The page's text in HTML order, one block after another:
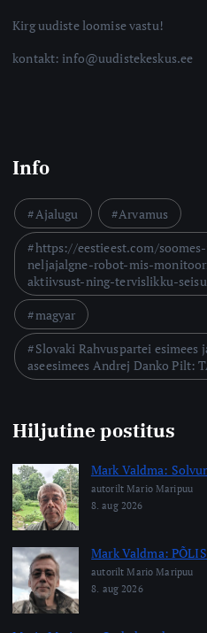
Kirg uudiste loomise vastu!
kontakt: info@uudistekeskus.ee
Info
Ajalugu
Arvamus
https://eestieest.com/
neljajalgne-robot-mis-
aktiivsust-ning-tervislikku-
magyar
Slovaki Rahvuspartei esimees
aseesimees Andrej Danko Pilt:
Hiljutine postitus
Mark Valdma:
autorilt Mario Maripuu
8. aug 2026
Mark Valdma:
autorilt Mario Maripuu
8. aug 2026